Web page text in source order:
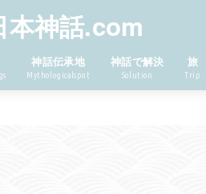
本神話.com
神話伝承地
Mythologicalspot
神話で解決
Solution
旅
Trip